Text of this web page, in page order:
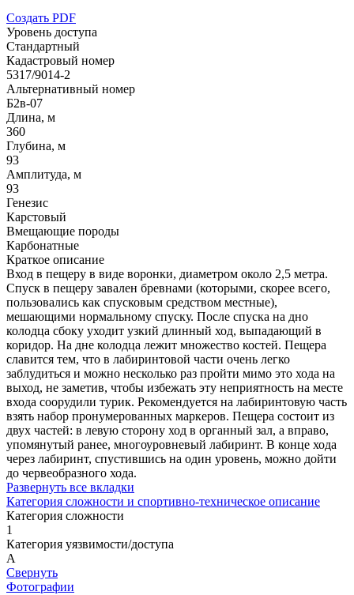
Создать PDF
Уровень доступа
Стандартный
Кадастровый номер
5317/9014-2
Альтернативный номер
Б2в-07
Длина, м
360
Глубина, м
93
Амплитуда, м
93
Генезис
Карстовый
Вмещающие породы
Карбонатные
Краткое описание
Вход в пещеру в виде воронки, диаметром около 2,5 метра.
Спуск в пещеру завален бревнами (которыми, скорее всего,
пользовались как спусковым средством местные),
мешающими нормальному спуску. После спуска на дно
колодца сбоку уходит узкий длинный ход, выпадающий в
коридор. На дне колодца лежит множество костей. Пещера
славится тем, что в лабиринтовой части очень легко
заблудиться и можно несколько раз пройти мимо это хода на
выход, не заметив, чтобы избежать эту неприятность на месте
входа соорудили турик. Рекомендуется на лабиринтовую часть
взять набор пронумерованных маркеров. Пещера состоит из
двух частей: в левую сторону ход в органный зал, а вправо,
упомянутый ранее, многоуровневый лабиринт. В конце хода
через лабиринт, спустившись на один уровень, можно дойти
до червеобразного хода.
Развернуть все вкладки
Категория сложности и спортивно-техническое описание
Категория сложности
1
Категория уязвимости/доступа
A
Свернуть
Фотографии